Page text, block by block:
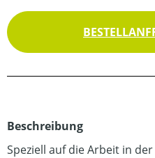
Beschreibung
Speziell auf die Arbeit in